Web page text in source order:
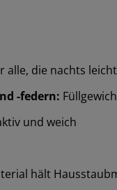
alle, die nachts
-federn:
und weich
hält